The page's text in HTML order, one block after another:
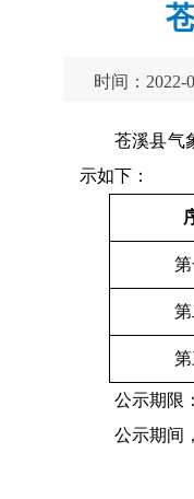
时间：2022-
苍溪县气
示如下：
公示期限
公示期间